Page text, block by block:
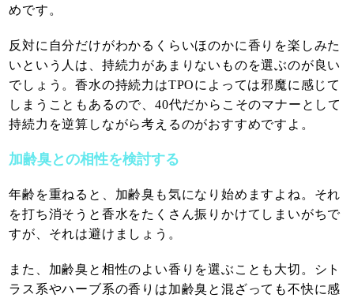
めです。
反対に自分だけがわかるくらいほのかに香りを楽しみた
いという人は、持続力があまりないものを選ぶのが良い
でしょう。香水の持続力はTPOによっては邪魔に感じて
しまうこともあるので、40代だからこそのマナーとして
持続力を逆算しながら考えるのがおすすめですよ。
加齢臭との相性を検討する
年齢を重ねると、加齢臭も気になり始めますよね。それ
を打ち消そうと香水をたくさん振りかけてしまいがちで
すが、それは避けましょう。
また、加齢臭と相性のよい香りを選ぶことも大切。シト
ラス系やハーブ系の香りは加齢臭と混ざっても不快に感